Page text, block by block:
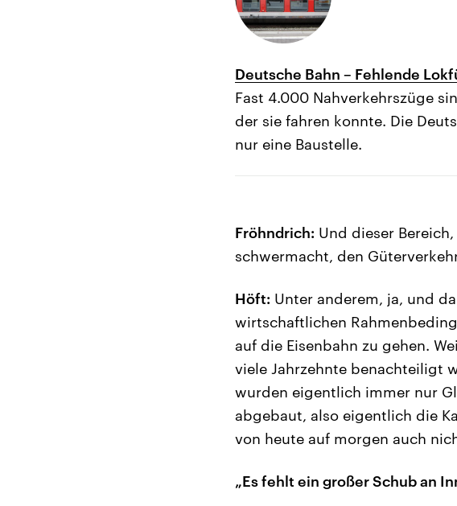
Deutsche Bahn – Fehlende
Fast 4.000 Nahverkehrszüge
der sie fahren konnte. Die
nur eine Baustelle.
Fröhndrich: Und dieser
schwermacht, den
Höft: Unter anderem, ja, und
wirtschaftlichen
auf die Eisenbahn zu gehen.
viele Jahrzehnte benachteiligt
wurden eigentlich immer nur
abgebaut, also eigentlich die
von heute auf morgen auch
„Es fehlt ein großer Schub an